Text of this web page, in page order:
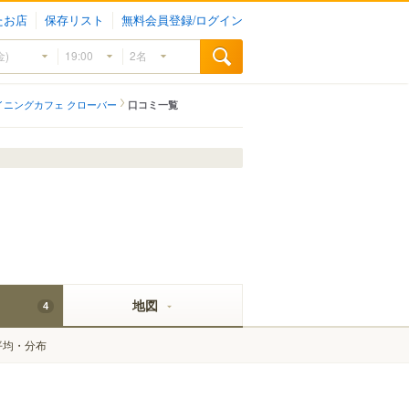
お店 保存リスト 無料会員登録/ログイン
ニングカフェ クローバー 口コミ一覧
4
均・分布
地図